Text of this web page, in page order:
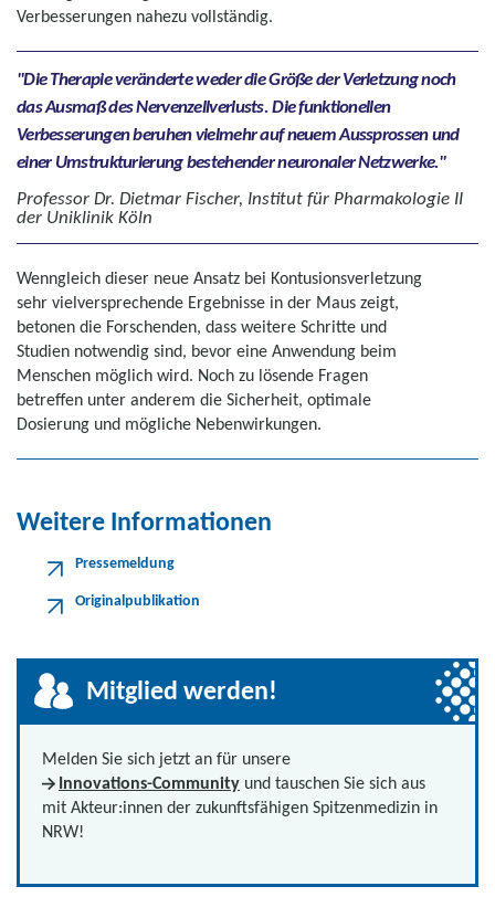
Verbesserungen nahezu vollständig.
Die Therapie veränderte weder die Größe der Verletzung noch
das Ausmaß des Nervenzellverlusts. Die funktionellen
Verbesserungen beruhen vielmehr auf neuem Aussprossen und
einer Umstrukturierung bestehender neuronaler Netzwerke.
Professor Dr. Dietmar Fischer, Institut für Pharmakologie II
der Uniklinik Köln
Wenngleich dieser neue Ansatz bei Kontusionsverletzung
sehr vielversprechende Ergebnisse in der Maus zeigt,
betonen die Forschenden, dass weitere Schritte und
Studien notwendig sind, bevor eine Anwendung beim
Menschen möglich wird. Noch zu lösende Fragen
betreffen unter anderem die Sicherheit, optimale
Dosierung und mögliche Nebenwirkungen.
Weitere Informationen
Pressemeldung
Originalpublikation
Mitglied werden!
Melden Sie sich jetzt an für unsere
Innovations-Community und tauschen Sie sich aus
mit Akteur:innen der zukunftsfähigen Spitzenmedizin in
NRW!